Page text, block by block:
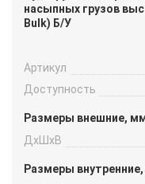
насыпных грузов
Bulk) Б/У
Артикул
Доступность
Размеры внешние,
ДxШxВ
Размеры